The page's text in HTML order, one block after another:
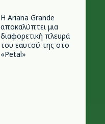
Η Ariana Grande
αποκαλύπτει μια
διαφορετική πλευρά
του εαυτού της στο
«Petal»